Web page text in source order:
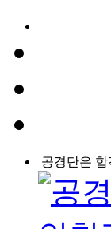
공경단은